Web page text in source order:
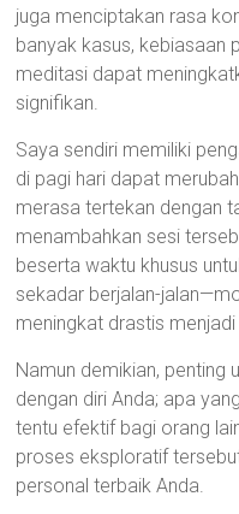
juga menciptakan rasa
banyak kasus, kebiasaan
meditasi dapat
signifikan.
Saya sendiri memiliki
di pagi hari dapat
merasa tertekan dengan
menambahkan sesi
beserta waktu khusus
sekadar berjalan-
meningkat drastis menjadi
Namun demikian, penting
dengan diri Anda; apa
tentu efektif bagi orang
proses eksploratif
personal terbaik Anda.